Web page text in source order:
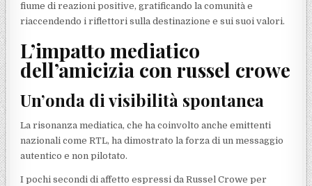
fiume di reazioni positive, gratificando la comunità e
riaccendendo i riflettori sulla destinazione e sui suoi valori.
L’impatto mediatico
dell’amicizia con russel crowe
Un’onda di visibilità spontanea
La risonanza mediatica, che ha coinvolto anche emittenti
nazionali come RTL, ha dimostrato la forza di un messaggio
autentico e non pilotato.
I pochi secondi di affetto espressi da Russel Crowe per